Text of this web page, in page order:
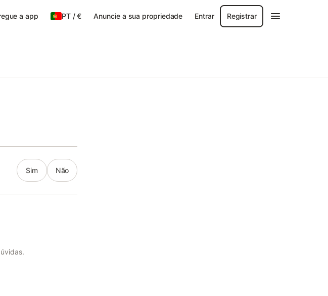
a app PT/€ Anuncie a sua propriedade Entrar Registrar
Sim Não